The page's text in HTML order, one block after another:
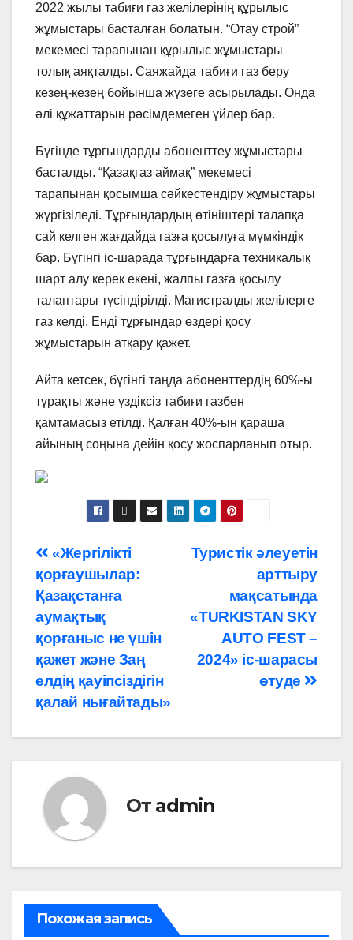
2022 жылы табиғи газ желілерінің құрылыс
жұмыстары басталған болатын. “Отау строй”
мекемесі тарапынан құрылыс жұмыстары
толық аяқталды. Саяжайда табиғи газ беру
кезең-кезең бойынша жүзеге асырылады. Онда
әлі құжаттарын рәсімдемеген үйлер бар.
Бүгінде тұрғындарды абоненттеу жұмыстары
басталды. “Қазақгаз аймақ” мекемесі
тарапынан қосымша сәйкестендіру жұмыстары
жүргізіледі. Тұрғындардың өтініштері талапқа
сай келген жағдайда газға қосылуға мүмкіндік
бар. Бүгінгі іс-шарада тұрғындарға техникалық
шарт алу керек екені, жалпы газға қосылу
талаптары түсіндірілді. Магистралды желілерге
газ келді. Енді тұрғындар өздері қосу
жұмыстарын атқару қажет.
Айта кетсек, бүгінгі таңда абоненттердің 60%-ы
тұрақты және үздіксіз табиғи газбен
қамтамасыз етілді. Қалған 40%-ын қараша
айының соңына дейін қосу жоспарланып отыр.
Навигация
по
записям
Туристік әлеуетін
арттыру
мақсатында
«TURKISTAN SKY
AUTO FEST –
2024» іс-шарасы
өтуде
«Жергілікті
қорғаушылар:
Қазақстанға
аумақтық
қорғаныс не үшін
қажет және Заң
елдің қауіпсіздігін
қалай нығайтады»
От admin
Похожая запись